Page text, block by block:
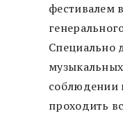
фестивалем
Специально
соблюдении
проходить